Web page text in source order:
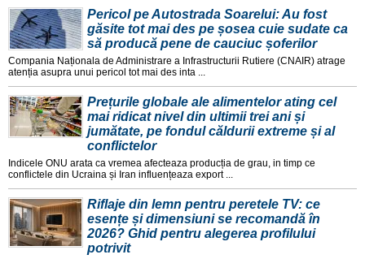
Pericol pe Autostrada Soarelui: Au fost
găsite tot mai des pe șosea cuie sudate ca
să producă pene de cauciuc șoferilor
Compania Naționala de Administrare a Infrastructurii Rutiere (CNAIR) atrage
atenția asupra unui pericol tot mai des inta ...
Prețurile globale ale alimentelor ating cel
mai ridicat nivel din ultimii trei ani și
jumătate, pe fondul căldurii extreme și al
conflictelor
Indicele ONU arata ca vremea afecteaza producția de grau, in timp ce
conflictele din Ucraina și Iran influențeaza export ...
Riflaje din lemn pentru peretele TV: ce
esențe și dimensiuni se recomandă în
2026? Ghid pentru alegerea profilului
potrivit